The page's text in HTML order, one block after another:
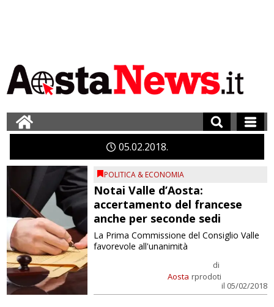
0502 2018
POLITICA & ECONOMIA
Notai Valle d’Aosta:
accertamento del francese
anche per seconde sedi
Aosta
di
rprodoti
il 05/02/2018
La Prima Commissione del Consiglio Valle
favorevole all'unanimità